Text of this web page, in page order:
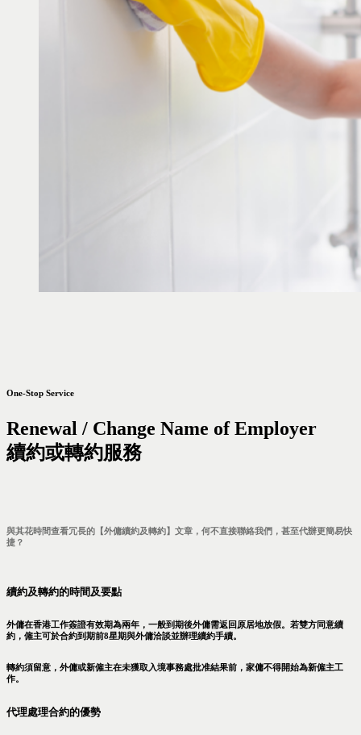
One-Stop Service
Renewal / Change Name of Employer
續約或轉約服務
與其花時間查看冗長的【外傭續約及轉約】文章，何不直接聯絡我們，甚至代辦更簡易快
捷？
續約及轉約的時間及要點
外傭在香港工作簽證有效期為兩年，一般到期後外傭需返回原居地放假。若雙方同意續
約，僱主可於合約到期前8星期與外傭洽談並辦理續約手續。
轉約須留意，外傭或新僱主在未獲取入境事務處批准結果前，家傭不得開始為新僱主工
作。
代理處理合約的優勢